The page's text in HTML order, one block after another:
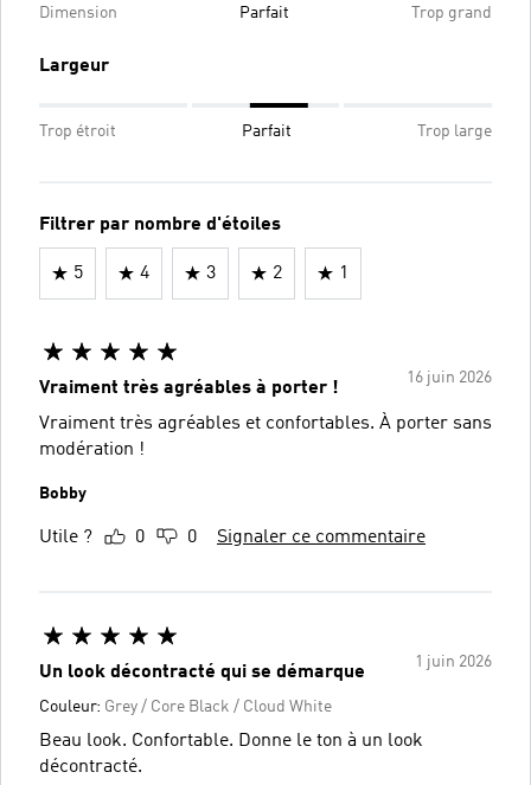
Dimension Parfait Trop grand
Largeur
Trop étroit Parfait Trop large
Filtrer par nombre d'étoiles
5 4 3 2 1
16 juin 2026
Vraiment très agréables à porter !
Vraiment très agréables et confortables. À porter sans
modération !
Bobby
Utile ? 0 0 Signaler ce commentaire
1 juin 2026
Un look décontracté qui se démarque
Couleur: Grey / Core Black / Cloud White
Beau look. Confortable. Donne le ton à un look
décontracté.